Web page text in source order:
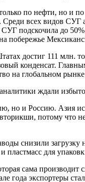
по нефти, но и
всех видов
подскочила до 50%,
побережье
достиг 111 млн.
конденсат.
на глобальном
ждали
но и Россию. Азия
потому что
снизили
пластмасс для
сама
года экспортеры